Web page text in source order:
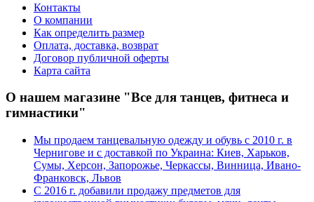
Контакты
О компании
Как определить размер
Оплата, доставка, возврат
Договор публичной оферты
Карта сайта
О нашем магазине "Все для танцев, фитнеса и
гимнастики"
Мы продаем танцевальную одежду и обувь с 2010 г. в
Чернигове и с доставкой по Украина: Киев, Харьков,
Сумы, Херсон, Запорожье, Черкассы, Винница, Ивано-
Франковск, Львов
С 2016 г. добавили продажу предметов для